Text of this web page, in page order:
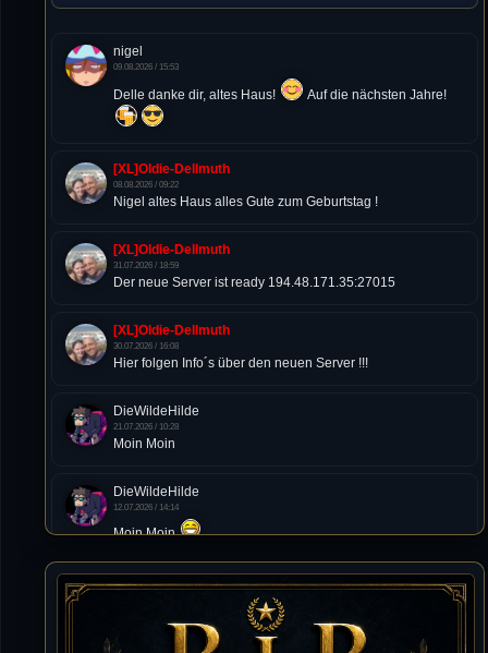
nigel
09.08.2026 / 15:53
Delle danke dir, altes Haus! Auf die nächsten Jahre!
[XL]Oldie-Dellmuth
08.08.2026 / 09:22
Nigel altes Haus alles Gute zum Geburtstag !
[XL]Oldie-Dellmuth
31.07.2026 / 18:59
Der neue Server ist ready 194.48.171.35:27015
[XL]Oldie-Dellmuth
30.07.2026 / 16:08
Hier folgen Info´s über den neuen Server !!!
DieWildeHilde
21.07.2026 / 10:28
Moin Moin
DieWildeHilde
12.07.2026 / 14:14
Moin Moin
Tommy